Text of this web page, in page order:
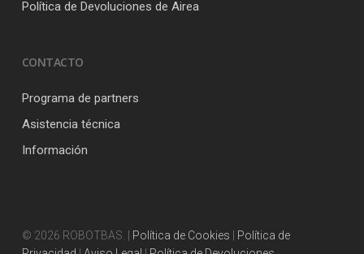
Política de Devoluciones de Airea
CONTACTO
Programa de partners
Asistencia técnica
Información
© 2026 ROBOTBAS. | Política de Cookies
Política de